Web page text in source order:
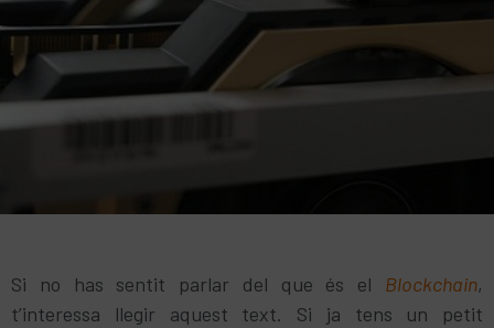
Si no has sentit parlar del que és el Blockchain,
t’interessa llegir aquest text. Si ja tens un petit